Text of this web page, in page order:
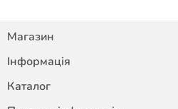
Магазин
Інформація
Каталог